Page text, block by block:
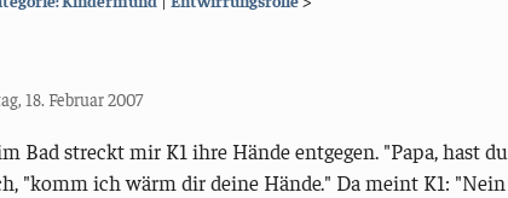
18. Februar 2007
Bad streckt mir K1 ihre Hände entgegen. "Papa, hast du
"komm ich wärm dir deine Hände." Da meint K1: "Nein